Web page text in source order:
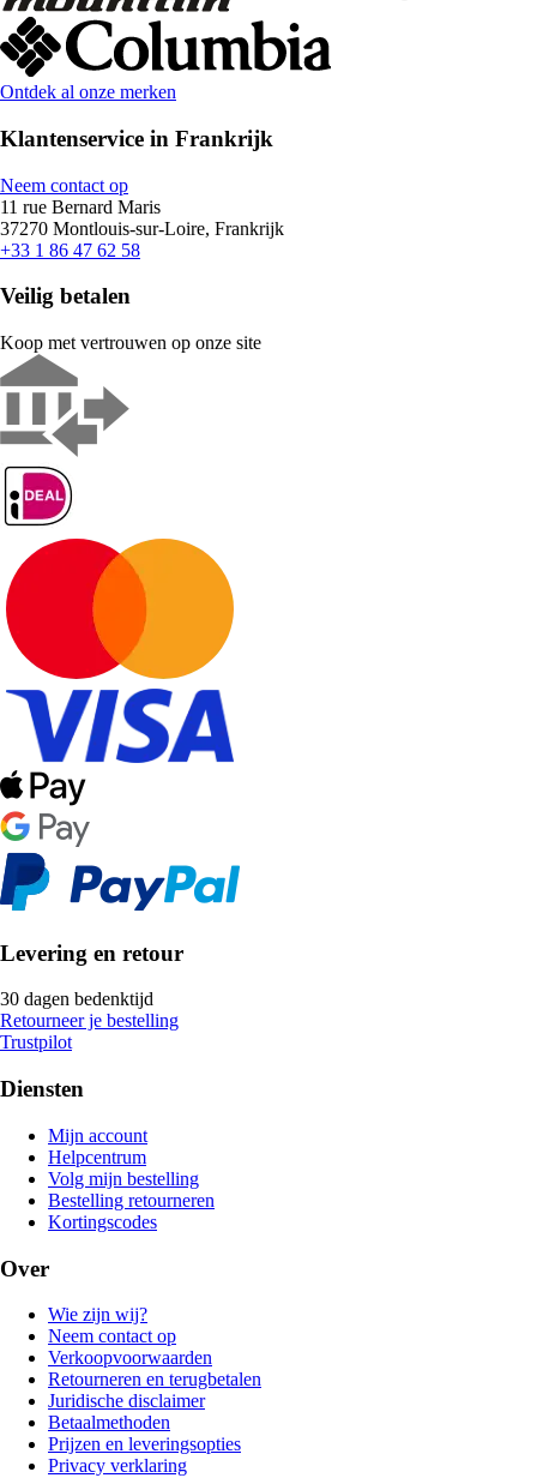
Ontdek al onze merken
Klantenservice in Frankrijk
Neem contact op
11 rue Bernard Maris
37270 Montlouis-sur-Loire, Frankrijk
+33 1 86 47 62 58
Veilig betalen
Koop met vertrouwen op onze site
Levering en retour
30 dagen bedenktijd
Retourneer je bestelling
Trustpilot
Diensten
Mijn account
Helpcentrum
Volg mijn bestelling
Bestelling retourneren
Kortingscodes
Over
Wie zijn wij?
Neem contact op
Verkoopvoorwaarden
Retourneren en terugbetalen
Juridische disclaimer
Betaalmethoden
Prijzen en leveringsopties
Privacy verklaring